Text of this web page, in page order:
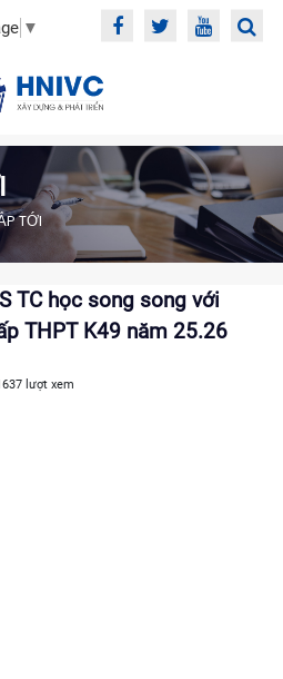
▼
TỚI
TC học song song với
THPT K49 năm 25.26
lượt xem